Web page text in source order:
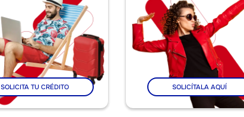
SOLICITA TU CRÉDITO SOLICÍTALA AQUÍ